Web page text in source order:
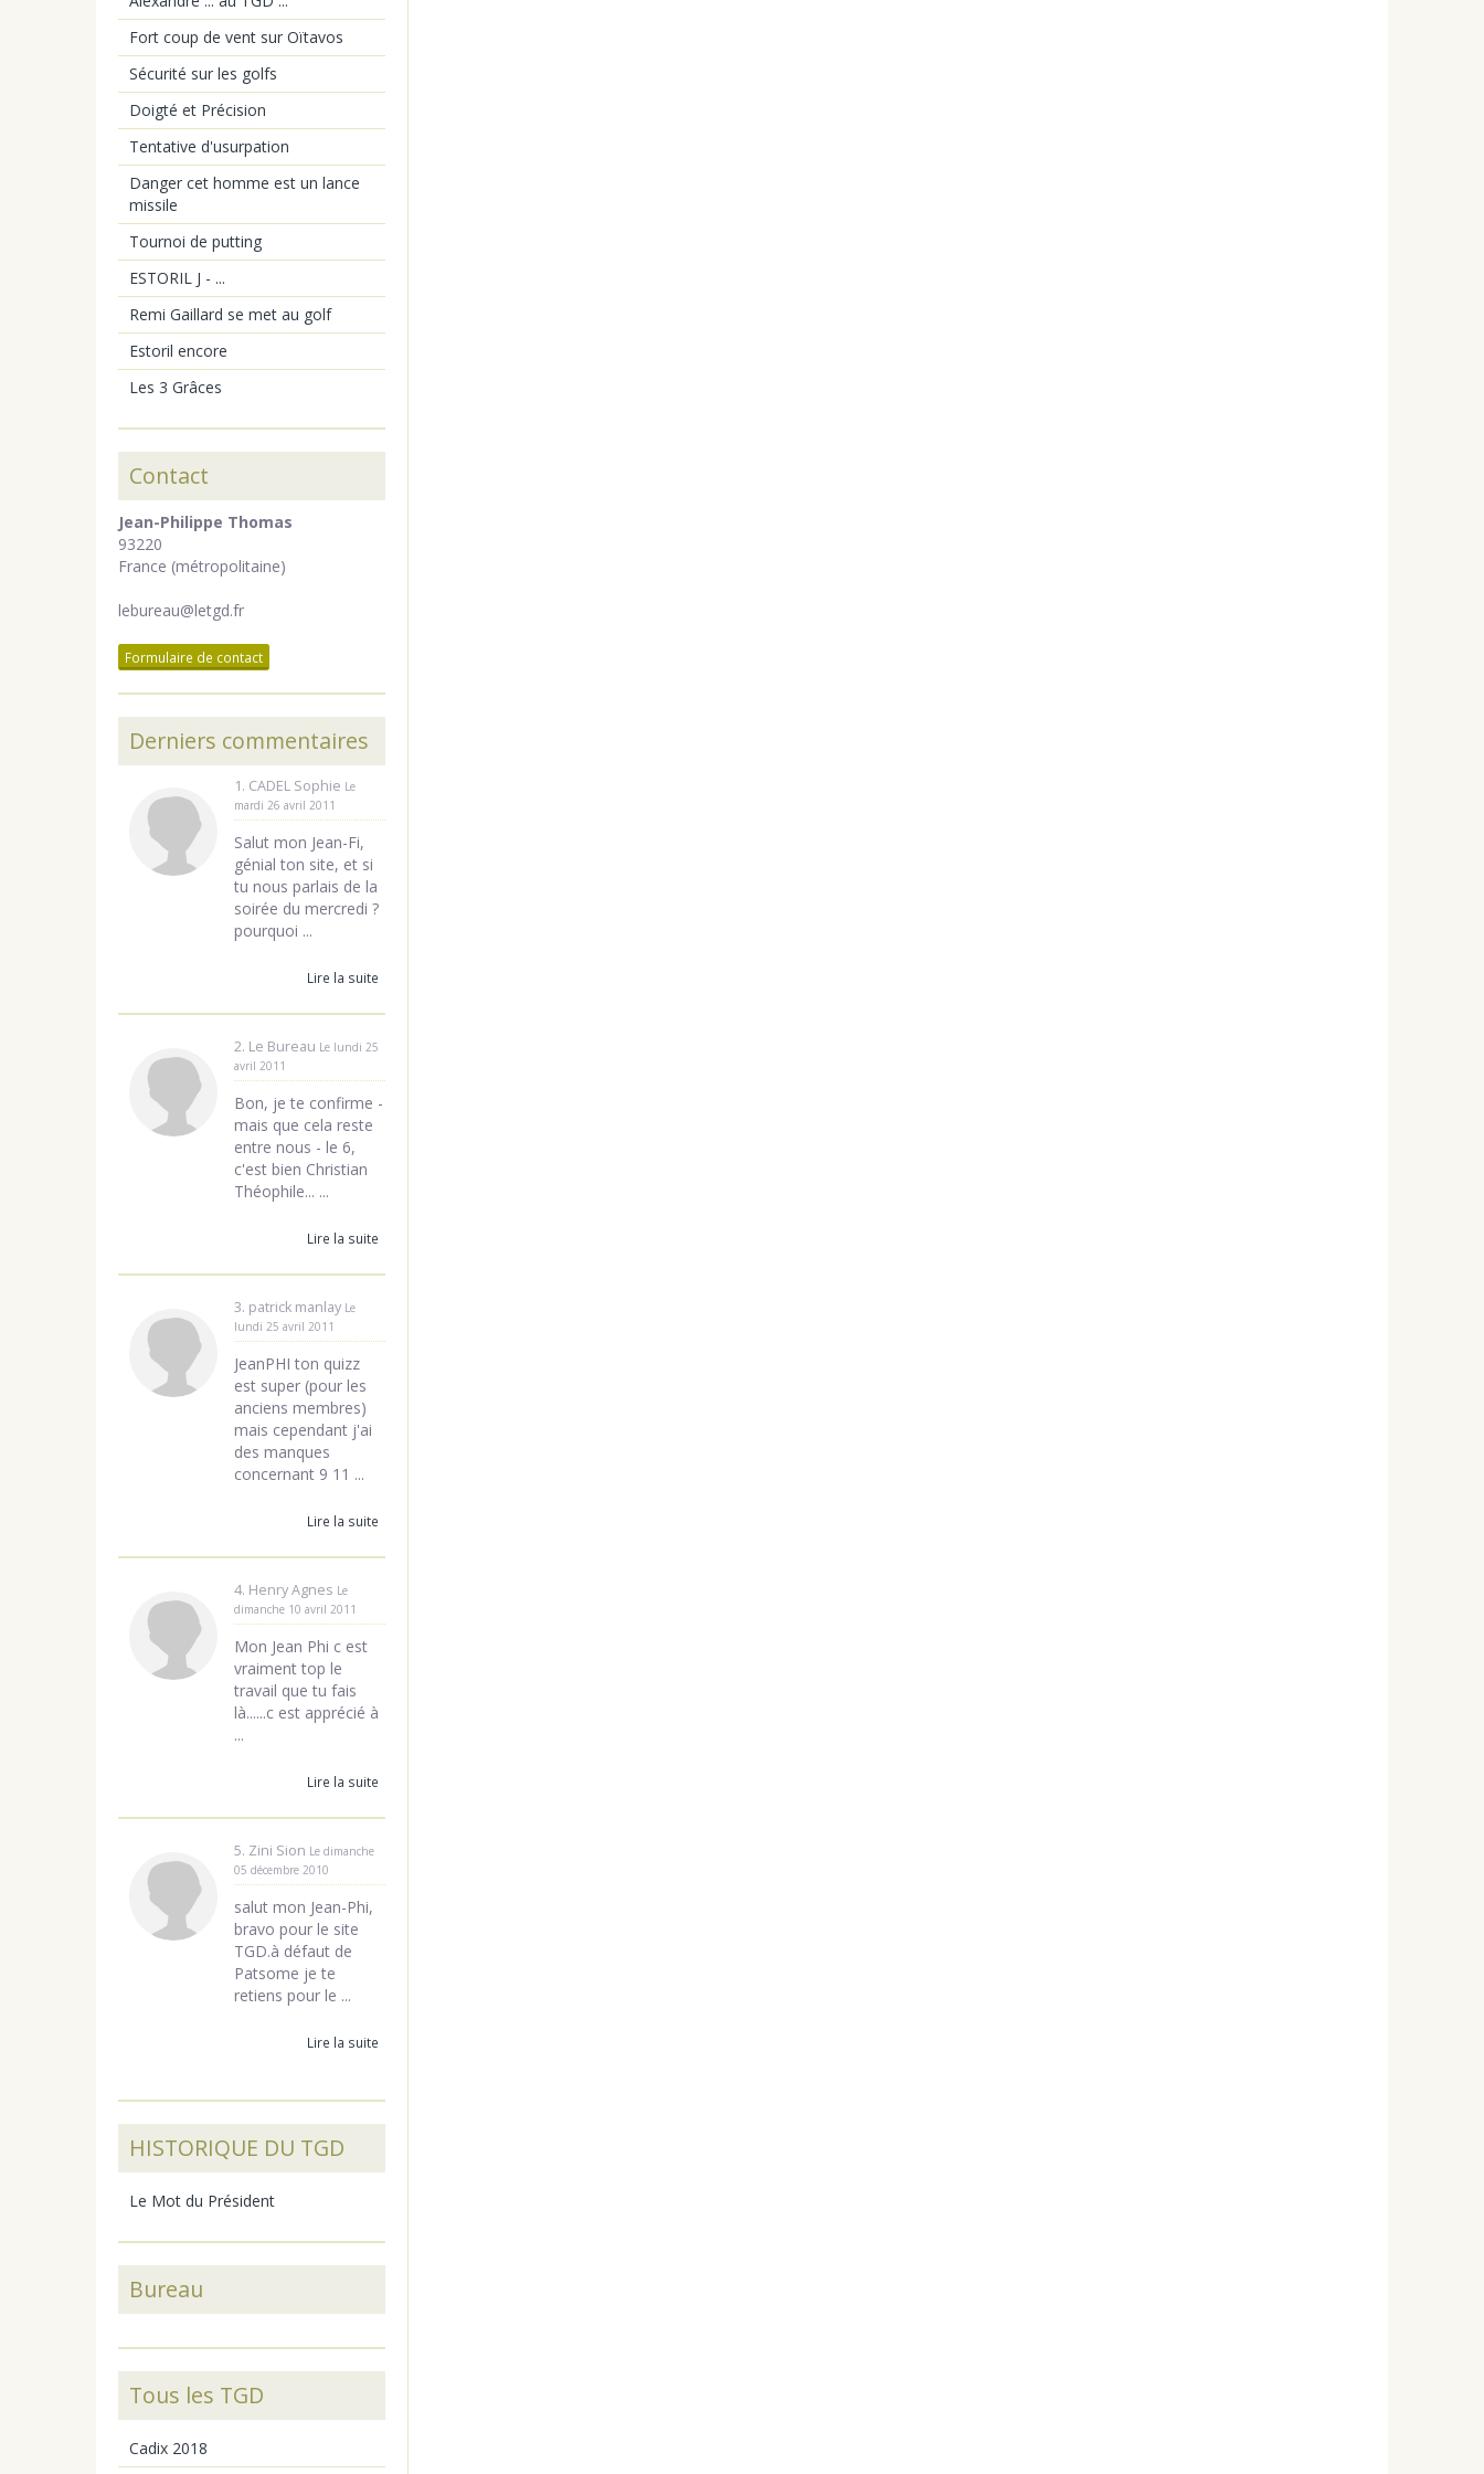
Fort coup de vent sur Oïtavos
Sécurité sur les golfs
Doigté et Précision
Tentative d'usurpation
Danger cet homme est un lance
missile
Tournoi de putting
ESTORIL J - ...
Remi Gaillard se met au golf
Estoril encore
Les 3 Grâces
Contact
Jean-Philippe Thomas
93220
France (métropolitaine)
lebureau@letgd.fr
Formulaire de contact
Derniers commentaires
1. CADEL Sophie Le
mardi 26 avril 2011
Salut mon Jean-Fi,
génial ton site, et si
tu nous parlais de la
soirée du mercredi ?
pourquoi ...
Lire la suite
2. Le Bureau Le lundi 25
avril 2011
Bon, je te confirme -
mais que cela reste
entre nous - le 6,
c'est bien Christian
Théophile... ...
Lire la suite
3. patrick manlay Le
lundi 25 avril 2011
JeanPHI ton quizz
est super (pour les
anciens membres)
mais cependant j'ai
des manques
concernant 9 11 ...
Lire la suite
4. Henry Agnes Le
dimanche 10 avril 2011
Mon Jean Phi c est
vraiment top le
travail que tu fais
là......c est apprécié à
...
Lire la suite
5. Zini Sion Le dimanche
05 décembre 2010
salut mon Jean-Phi,
bravo pour le site
TGD.à défaut de
Patsome je te
retiens pour le ...
Lire la suite
HISTORIQUE DU TGD
Le Mot du Président
Bureau
Tous les TGD
Cadix 2018